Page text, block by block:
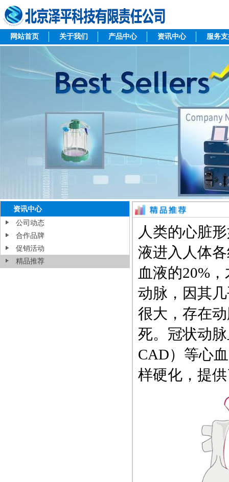
网站首页 关于我们 产品中心 资讯中心 服务
资讯中心
公司动态
合作品牌
促销活动
精品推荐
人类的心脏
液进入人体
血液的20%
动脉，因其
很大，存在
死。冠状动
CAD）等心
样硬化，提